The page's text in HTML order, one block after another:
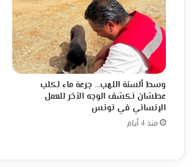
وسط ألسنة اللهب… جرعة ماء لكلب
عطشان تكشف الوجه الآخر للعمل
الإنساني في تونس
منذ 4 أيام